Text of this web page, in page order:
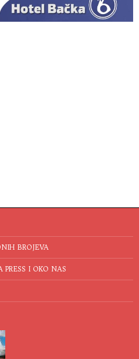
BROJEVA
PRESS I OKO NAS